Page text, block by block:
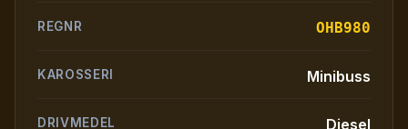
REGNR OHB980
KAROSSERI Minibuss
DRIVMEDEL Diesel